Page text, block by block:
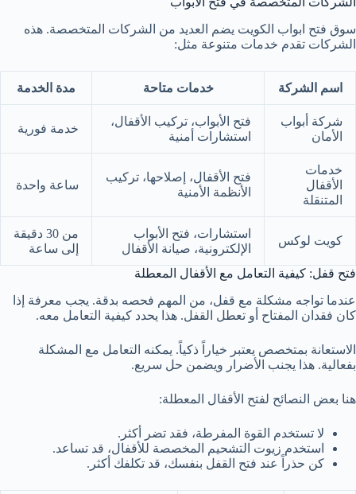
سوق فتح ابواب الكويت يضم العديد من الشركات المتخصصة. هذه
الشركات تقدم خدمات متنوعة مثل:
اسم الشركة خدمات متاحة مدة الخدمة
شركة أبواب
الأمان
فتح الأبواب، تركيب الأقفال،
استشارات أمنية
خدمة فورية
خدمات
الأقفال
المتنقلة
فتح الأقفال، إصلاحها، تركيب
الأنظمة الأمنية
ساعة واحدة
كويت لوكس
استشارات، فتح الأبواب
الإلكترونية، صيانة الأقفال
من 30 دقيقة
إلى ساعة
فتح قفل: كيفية التعامل مع الأقفال المعطلة
عندما تواجه مشكلة مع قفل، من المهم فحصه بدقة. يجب معرفة إذا
كان فقدان المفتاح أو تعطل القفل. هذا يحدد كيفية التعامل معه.
الاستعانة بمتخصص يعتبر خياراً ذكياً. يمكنه التعامل مع المشكلة
بفعالية. هذا يجنب الأضرار ويضمن حل سريع.
هنا بعض النصائح لفتح الأقفال المعطلة:
لا تستخدم القوة المفرطة، فقد تضر أكثر.
استخدم زيوت التشحيم المخصصة للأقفال، قد تساعد.
كن حذراً عند فتح القفل بنفسك، قد تكلفك أكثر.